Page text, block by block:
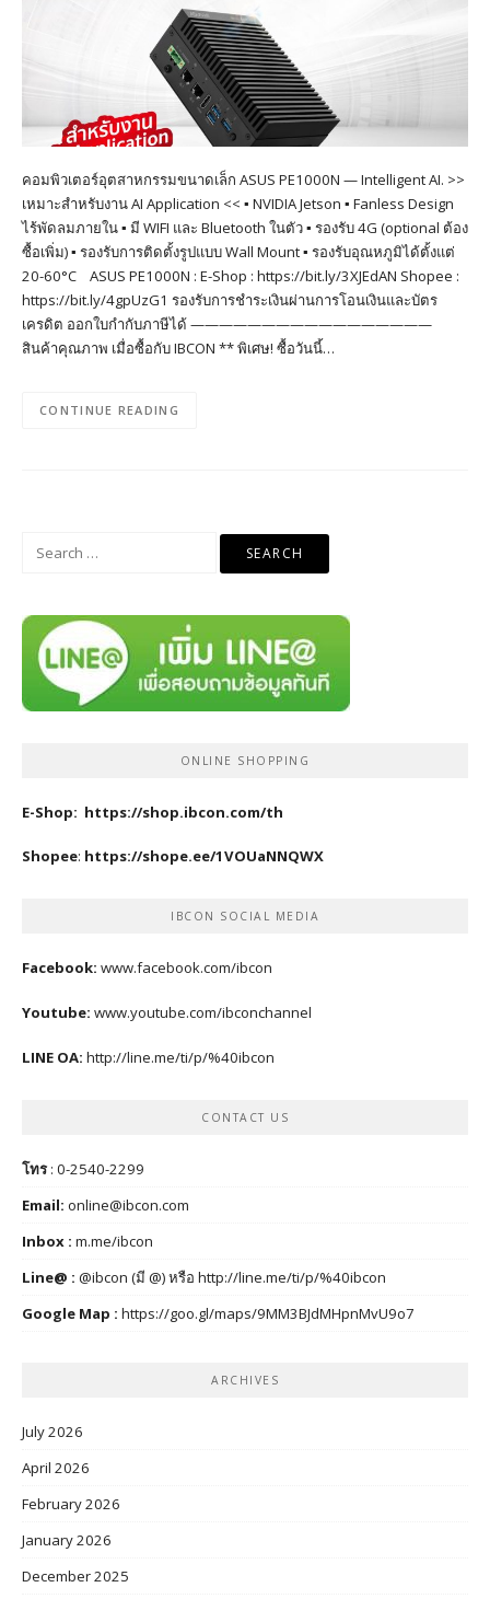
คอมพิวเตอร์อุตสาหกรรมขนาดเล็ก ASUS PE1000N — Intelligent AI. >>
เหมาะสำหรับงาน AI Application << ▪︎ NVIDIA Jetson ▪︎ Fanless Design
ไร้พัดลมภายใน ▪︎ มี WIFI และ Bluetooth ในตัว ▪︎ รองรับ 4G (optional ต้อง
ซื้อเพิ่ม) ▪︎ รองรับการติดตั้งรูปแบบ Wall Mount ▪︎ รองรับอุณหภูมิได้ตั้งแต่
20-60°C ASUS PE1000N : E-Shop : https://bit.ly/3XJEdAN Shopee :
https://bit.ly/4gpUzG1 รองรับการชำระเงินผ่านการโอนเงินและบัตร
เครดิต ออกใบกำกับภาษีได้ —————————————————
สินค้าคุณภาพ เมื่อซื้อกับ IBCON ** พิเศษ! ซื้อวันนี้…
CONTINUE READING
Search
ONLINE SHOPPING
E-Shop: https://shop.ibcon.com/th
Shopee: https://shope.ee/1VOUaNNQWX
IBCON SOCIAL MEDIA
Facebook: www.facebook.com/ibcon
Youtube: www.youtube.com/ibconchannel
LINE OA: http://line.me/ti/p/%40ibcon
CONTACT US
โทร: 0-2540-2299
Email: online@ibcon.com
Inbox : m.me/ibcon
Line@ : @ibcon (มี @) หรือ http://line.me/ti/p/%40ibcon
Google Map : https://goo.gl/maps/9MM3BJdMHpnMvU9o7
ARCHIVES
July 2026
April 2026
February 2026
January 2026
December 2025